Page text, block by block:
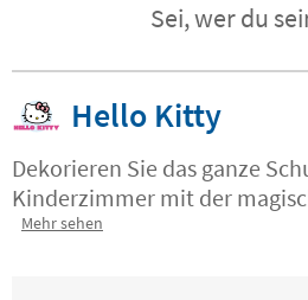
Sei, wer du
Hello Kitty
Dekorieren Sie das ganze
Kinderzimmer mit der
Kitty. Die Regenbögen,die
Mehr sehen